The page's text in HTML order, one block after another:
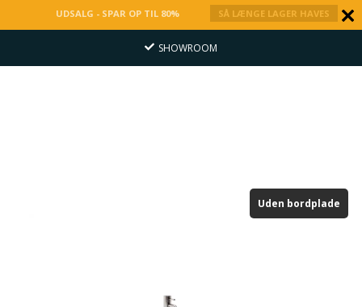
UDSALG - SPAR OP TIL 80% SÅ LÆNGE LAGER HAVES
SHOWROOM
Uden bordplade